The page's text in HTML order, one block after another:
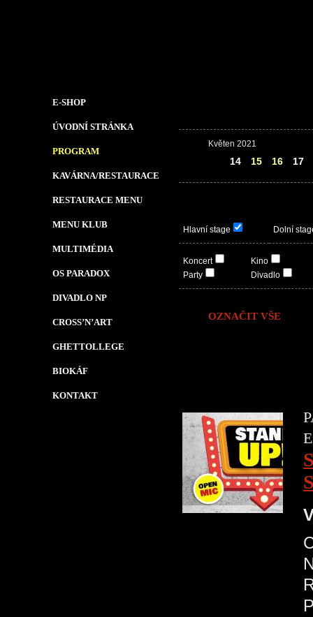
E-SHOP
ÚVODNÍ STRÁNKA
PROGRAM
KAVÁRNA/RESTAURACE
RESTAURACE MENU
MENU KLUB
MULTIMÉDIA
OS PARADOX
DIVADLO NP
CROSS’N’ART
GHETTOLLEGE
BIOKÁF
KONTAKT
Květen 2021
14 15 16 17
Hlavní stage Dolní
Koncert
Party
Kino
Divadlo
OZNAČIT VŠE